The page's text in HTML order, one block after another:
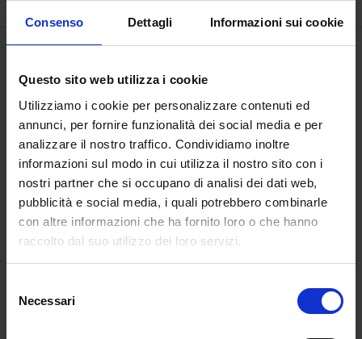
Consenso Dettagli Informazioni sui cookie
Questo sito web utilizza i cookie
Utilizziamo i cookie per personalizzare contenuti ed
annunci, per fornire funzionalità dei social media e per
analizzare il nostro traffico. Condividiamo inoltre
informazioni sul modo in cui utilizza il nostro sito con i
nostri partner che si occupano di analisi dei dati web,
pubblicità e social media, i quali potrebbero combinarle
con altre informazioni che ha fornito loro o che hanno
raccolto dal suo utilizzo dei loro servizi.
delNecessari
dell’Inferno, Il fiero